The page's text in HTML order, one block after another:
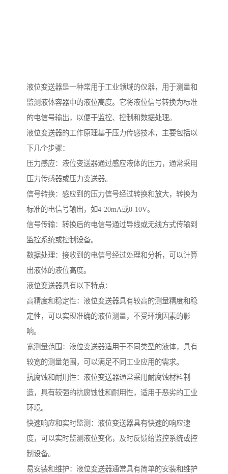
液位变送器是一种常用于工业领域的仪器，用于测量和
监测液体容器中的液位高度。它将液位信号转换为标准
的电信号输出，以便于监控、控制和数据处理。
液位变送器的工作原理基于压力传感技术，主要包括以
下几个步骤：
压力感应：液位变送器通过感应液体的压力，通常采用
压力传感器或压力变送器。
信号转换：感应到的压力信号经过转换和放大，转换为
标准的电信号输出，如4-20mA或0-10V。
信号传输：转换后的电信号通过导线或无线方式传输到
监控系统或控制设备。
数据处理：接收到的电信号经过处理和分析，可以计算
出液体的液位高度。
液位变送器具有以下特点：
高精度和稳定性：液位变送器具有较高的测量精度和稳
定性，可以实现准确的液位测量，不受环境因素的影
响。
宽测量范围：液位变送器适用于不同类型的液体，具有
较宽的测量范围，可以满足不同工业应用的需求。
抗腐蚀和耐用性：液位变送器通常采用耐腐蚀材料制
造，具有较强的抗腐蚀性和耐用性，适用于恶劣的工业
环境。
快速响应和实时监测：液位变送器具有快速的响应速
度，可以实时监测液位变化，及时反馈给监控系统或控
制设备。
易安装和维护：液位变送器通常具有简单的安装和维护